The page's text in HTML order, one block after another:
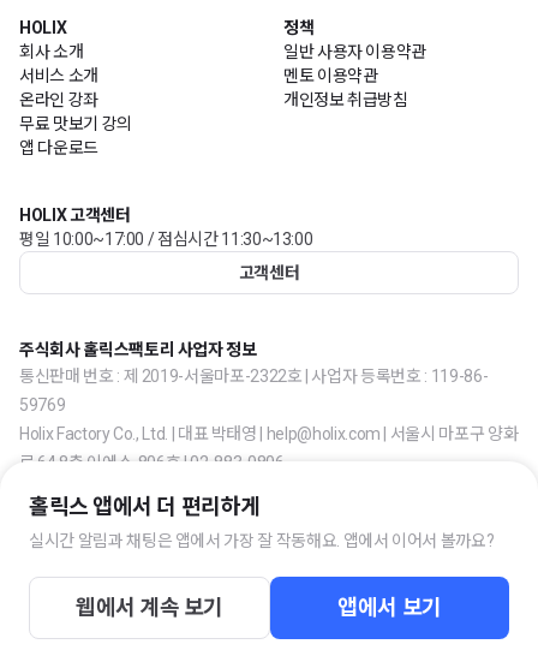
HOLIX
회사 소개
서비스 소개
온라인 강좌
무료 맛보기 강의
앱 다운로드
정책
일반 사용자 이용약관
멘토 이용약관
개인정보 취급방침
HOLIX 고객센터
평일 10:00~17:00 / 점심시간 11:30~13:00
고객센터
주식회사 홀릭스팩토리 사업자 정보
통신판매 번호 : 제 2019-서울마포-2322호 | 사업자 등록번호 : 119-86-
59769
Holix Factory Co., Ltd. | 대표 박태영 | help@holix.com | 서울시 마포구 양화
로 64 8층 이에스-806호 | 02-883-0806
홀릭스 앱에서 더 편리하게
실시간 알림과 채팅은 앱에서 가장 잘 작동해요. 앱에서 이어서 볼까요?
웹에서 계속 보기 앱에서 보기